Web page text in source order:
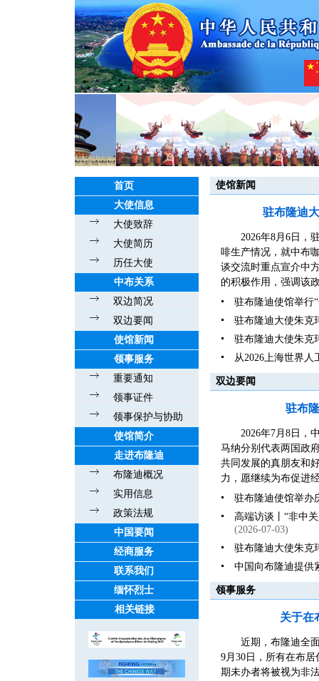
首页
大使信息
大使致辞
大使简历
历任大使
中布关系
双边简况
双边要闻
使馆新闻
领事服务
重要通知
领事证件
领事保护与协助
使馆简介
走进布隆迪
布隆迪概况
实用信息
政策法规
中国要闻
经商服务
联系我们
缅怀烈士
相关链接
使馆新闻
驻布隆迪
2026年8月6日，
啡生产情况，就中布
谈交流时重点宣介中
的积极作用，强调该
驻布隆迪使馆举行
驻布隆迪大使朱克
驻布隆迪大使朱克
从2026上海世界
双边要闻
驻布
2026年7月8日，
马纳分别代表两国政
共同发展的真朋友和
力，愿继续为布促进
驻布隆迪使馆举办
高端访谈丨“非中
(2026-07-03)
驻布隆迪大使朱克
中国向布隆迪提供
领事服务
关于在
近期，布隆迪全
9月30日，所有在布
期未办者将被视为非